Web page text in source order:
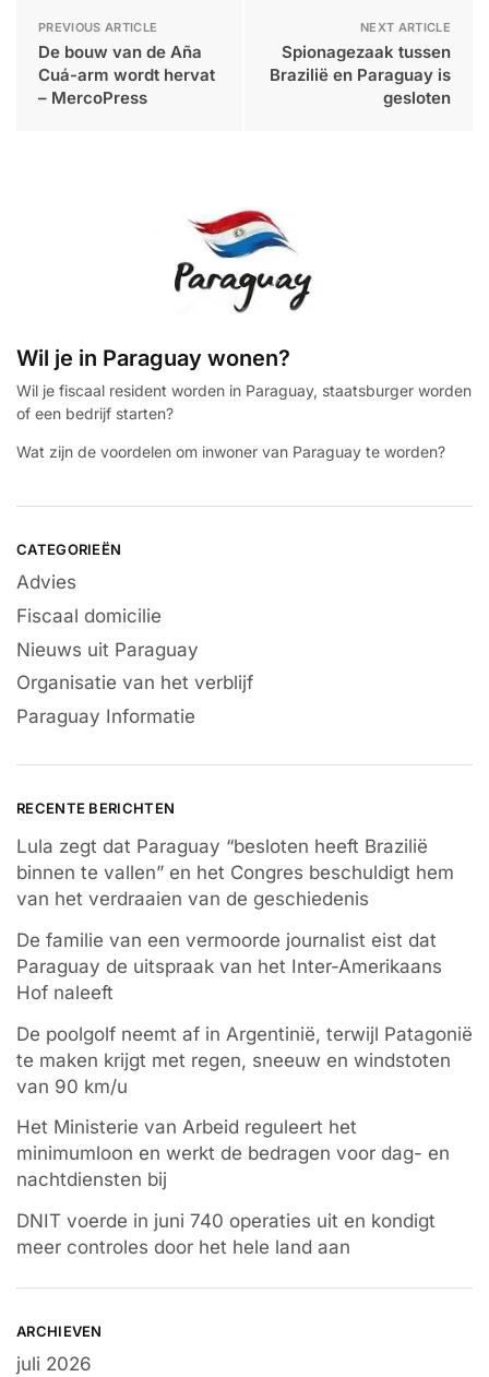
PREVIOUS ARTICLE
De bouw van de Aña
Cuá-arm wordt hervat
– MercoPress
NEXT ARTICLE
Spionagezaak tussen
Brazilië en Paraguay is
gesloten
Wil je in Paraguay wonen?
Wil je fiscaal resident worden in Paraguay, staatsburger worden
of een bedrijf starten?
Wat zijn de voordelen om inwoner van Paraguay te worden?
CATEGORIEËN
Advies
Fiscaal domicilie
Nieuws uit Paraguay
Organisatie van het verblijf
Paraguay Informatie
RECENTE BERICHTEN
Lula zegt dat Paraguay “besloten heeft Brazilië
binnen te vallen” en het Congres beschuldigt hem
van het verdraaien van de geschiedenis
De familie van een vermoorde journalist eist dat
Paraguay de uitspraak van het Inter-Amerikaans
Hof naleeft
De poolgolf neemt af in Argentinië, terwijl Patagonië
te maken krijgt met regen, sneeuw en windstoten
van 90 km/u
Het Ministerie van Arbeid reguleert het
minimumloon en werkt de bedragen voor dag- en
nachtdiensten bij
DNIT voerde in juni 740 operaties uit en kondigt
meer controles door het hele land aan
ARCHIEVEN
juli 2026